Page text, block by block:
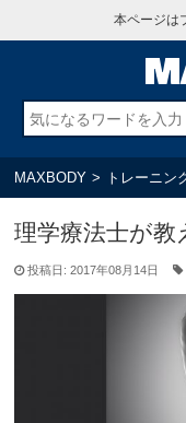
本ページは
MAXBODY > トレーニン
理学療法士が教
投稿日: 2017年08月14日